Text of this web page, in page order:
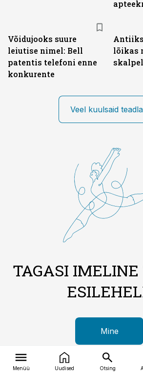
Võidujooks suure
leiutise nimel: Bell
patentis telefoni enne
konkurente
lõikas
Veel kuulsaid
TAGASI
Mine
Menüü Uudised Otsing